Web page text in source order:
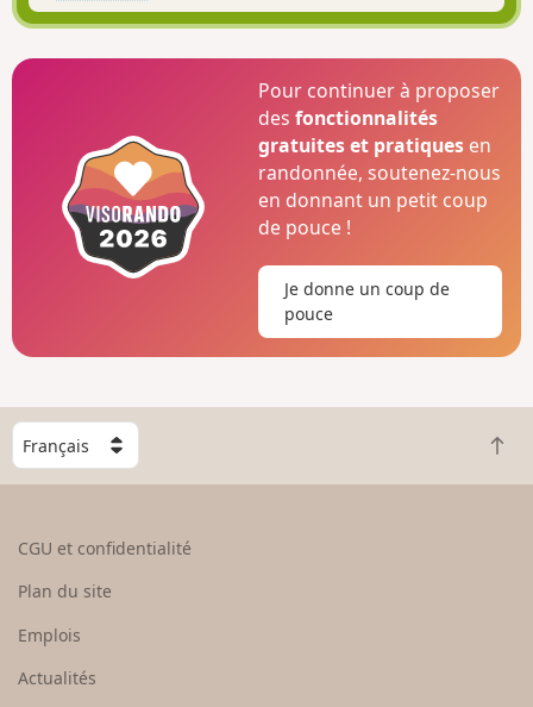
Pour continuer à proposer
desfonctionnalités
gratuites et pratiques en
randonnée, soutenez-nous
en donnant un petit coup
de pouce !
Je donne un coup de
pouce
C
h
o
e
u
R
e
CGU et confidentialité
Plan du site
Emplois
Actualités